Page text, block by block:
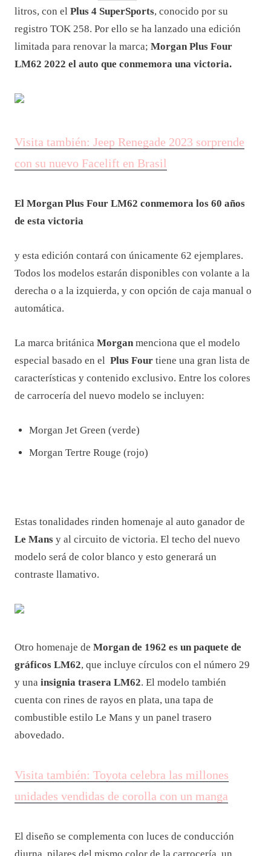
litros, con el Plus 4 SuperSports, conocido por su
registro TOK 258. Por ello se ha lanzado una edición
limitada para renovar la marca; Morgan Plus Four
LM62 2022 el auto que conmemora una victoria.
Visita también: Jeep Renegade 2023 sorprende
con su nuevo Facelift en Brasil
El Morgan Plus Four LM62 conmemora los 60 años
de esta victoria
y esta edición contará con únicamente 62 ejemplares.
Todos los modelos estarán disponibles con volante a la
derecha o a la izquierda, y con opción de caja manual o
automática.
La marca británica Morgan menciona que el modelo
especial basado en el Plus Four tiene una gran lista de
características y contenido exclusivo. Entre los colores
de carrocería del nuevo modelo se incluyen:
Morgan Jet Green (verde)
Morgan Tertre Rouge (rojo)
Estas tonalidades rinden homenaje al auto ganador de
Le Mans y al circuito de victoria. El techo del nuevo
modelo será de color blanco y esto generará un
contraste llamativo.
Otro homenaje de Morgan de 1962 es un paquete de
gráficos LM62, que incluye círculos con el número 29
y una insignia trasera LM62. El modelo también
cuenta con rines de rayos en plata, una tapa de
combustible estilo Le Mans y un panel trasero
abovedado.
Visita también: Toyota celebra las millones
unidades vendidas de corolla con un manga
El diseño se complementa con luces de conducción
diurna, pilares del mismo color de la carrocería, un